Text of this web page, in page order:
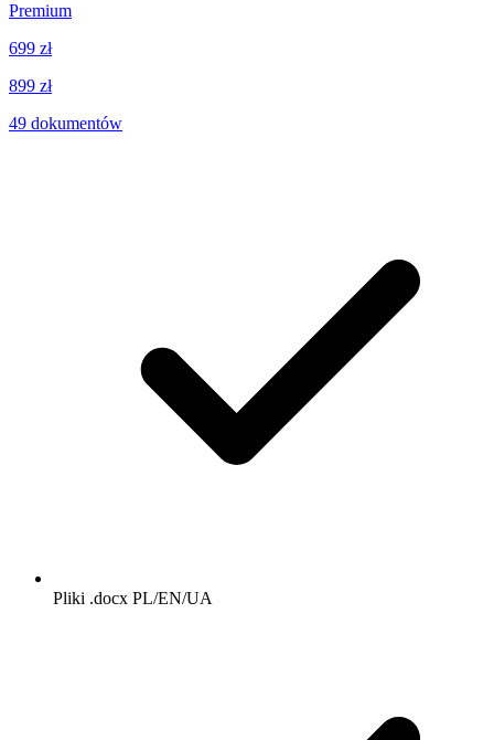
Premium
699 zł
899 zł
49 dokumentów
Pliki .docx PL/EN/UA